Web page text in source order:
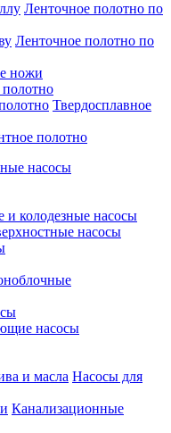
Ленточное полотно по
Ленточное полотно по
ножи
Твердосплавное
полотно
насосы
колодезные насосы
насосы
насосы
Насосы для
Канализационные